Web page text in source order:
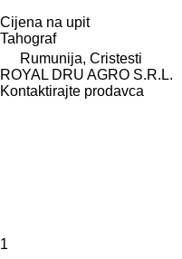
Cijena na upit
Tahograf
Rumunija, Cristesti
ROYAL DRU AGRO S.R.L.
Kontaktirajte prodavca
1